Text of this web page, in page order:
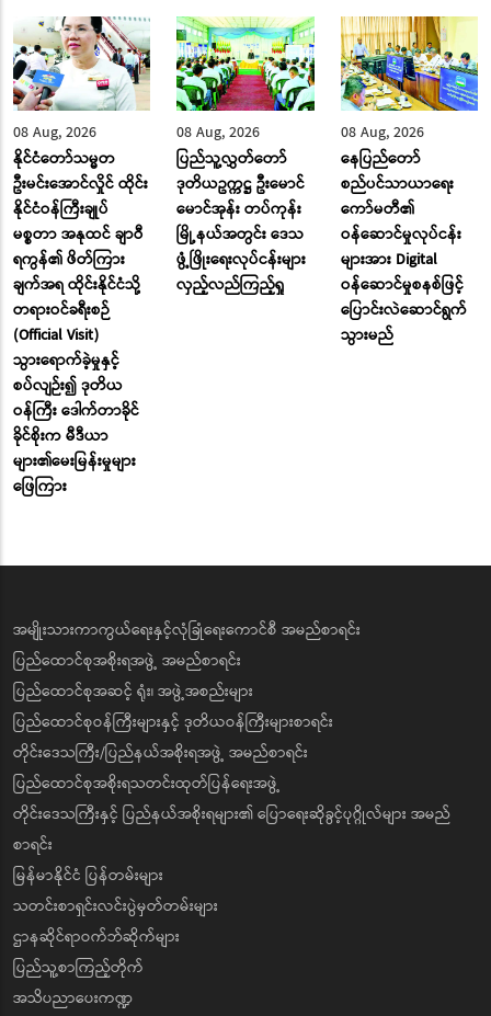
08 Aug, 2026
နိုင်ငံတော်သမ္မတ
ဦးမင်းအောင်လှိုင် ထိုင်း
နိုင်ငံဝန်ကြီးချုပ်
မစ္စတာ အနုထင် ချာဝီ
ရကွန်၏ ဖိတ်ကြား
ချက်အရ ထိုင်းနိုင်ငံသို့
တရားဝင်ခရီးစဉ်
(Official Visit)
သွားရောက်ခဲ့မှုနှင့်
စပ်လျဉ်း၍ ဒုတိယ
ဝန်ကြီး ဒေါက်တာခိုင်
ခိုင်စိုးက မီဒီယာ
များ၏မေးမြန်းမှုများ
ဖြေကြား
08 Aug, 2026
ပြည်သူ့လွှတ်တော်
ဒုတိယဥက္ကဋ္ဌ ဦးမောင်
မောင်အုန်း တပ်ကုန်း
မြို့နယ်အတွင်း ဒေသ
ဖွံ့ဖြိုးရေးလုပ်ငန်းများ
လှည့်လည်ကြည့်ရှု
08 Aug, 2026
နေပြည်တော်
စည်ပင်သာယာရေး
ကော်မတီ၏
ဝန်ဆောင်မှုလုပ်ငန်း
များအား Digital
ဝန်ဆောင်မှုစနစ်ဖြင့်
ပြောင်းလဲဆောင်ရွက်
သွားမည်
အမျိုးသားကာကွယ်ရေးနှင့်လုံခြုံရေးကောင်စီ အမည်စာရင်း
ပြည်ထောင်စုအစိုးရအဖွဲ့ အမည်စာရင်း
ပြည်ထောင်စုအဆင့် ရုံး၊ အဖွဲ့အစည်းများ
ပြည်ထောင်စုဝန်ကြီးများနှင့် ဒုတိယဝန်ကြီးများစာရင်း
တိုင်းဒေသကြီး/ပြည်နယ်အစိုးရအဖွဲ့ အမည်စာရင်း
ပြည်ထောင်စုအစိုးရသတင်းထုတ်ပြန်ရေးအဖွဲ့
တိုင်းဒေသကြီးနှင့် ပြည်နယ်အစိုးရများ၏ ပြောရေးဆိုခွင့်ပုဂ္ဂိုလ်များ အမည်
စာရင်း
မြန်မာနိုင်ငံ ပြန်တမ်းများ
သတင်းစာရှင်းလင်းပွဲမှတ်တမ်းများ
ဌာနဆိုင်ရာဝက်ဘ်ဆိုက်များ
ပြည်သူ့စာကြည့်တိုက်
အသိပညာပေးကဏ္ဍ